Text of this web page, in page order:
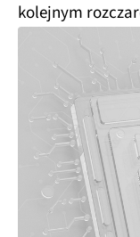
kolejnym